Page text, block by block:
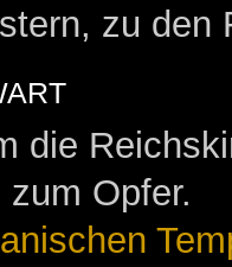
zu den
die
zum Opfer.